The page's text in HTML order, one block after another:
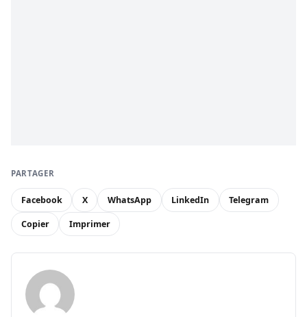
PARTAGER
Facebook X WhatsApp LinkedIn Telegram
Copier Imprimer